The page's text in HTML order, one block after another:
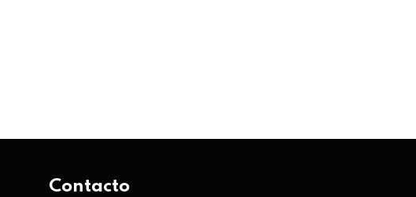
Contacto